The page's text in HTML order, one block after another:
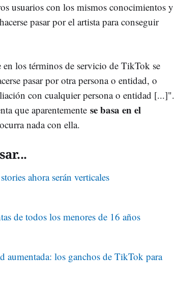
usuarios con los mismos conocimientos y
pasar por el artista para conseguir
en los términos de servicio de TikTok se
pasar por otra persona o entidad, o
con cualquier persona o entidad [...]".
que aparentemente se basa en el
nada con ella.
ahora serán verticales
de todos los menores de 16 años
aumentada: los ganchos de TikTok para